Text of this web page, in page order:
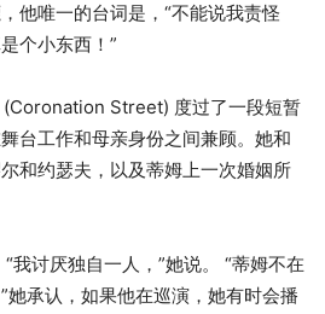
他唯一的台词是，“不能说我责怪
个小东西！”
Street) 度过了一段短暂
台工作和母亲身份之间兼顾。她和
和约瑟夫，以及蒂姆上一次婚姻所
我讨厌独自一人，”她说。 “蒂姆不在
她承认，如果他在巡演，她有时会播